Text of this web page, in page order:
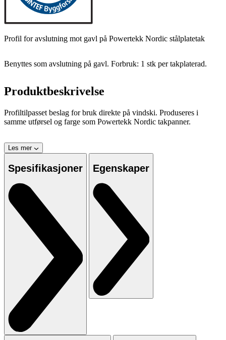
Profil for avslutning mot gavl på Powertekk Nordic stålplatetak
Benyttes som avslutning på gavl. Forbruk: 1 stk per takplaterad.
Produktbeskrivelse
Profiltilpasset beslag for bruk direkte på vindski. Produseres i
samme utførsel og farge som Powertekk Nordic takpanner.
Les mer
Spesifikasjoner Egenskaper